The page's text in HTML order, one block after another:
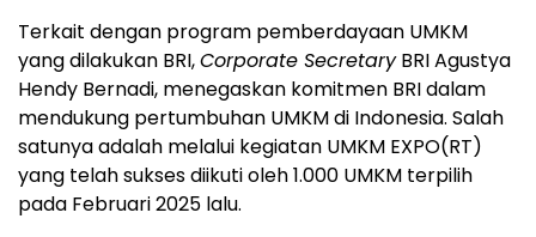
Terkait dengan program pemberdayaan UMKM
yang dilakukan BRI,Corporate SecretaryBRI Agustya
Hendy Bernadi, menegaskan komitmen BRI dalam
mendukung pertumbuhan UMKM di Indonesia. Salah
satunya adalah melalui kegiatan UMKM EXPO(RT)
yang telah sukses diikuti oleh 1.000 UMKM terpilih
pada Februari 2025 lalu.